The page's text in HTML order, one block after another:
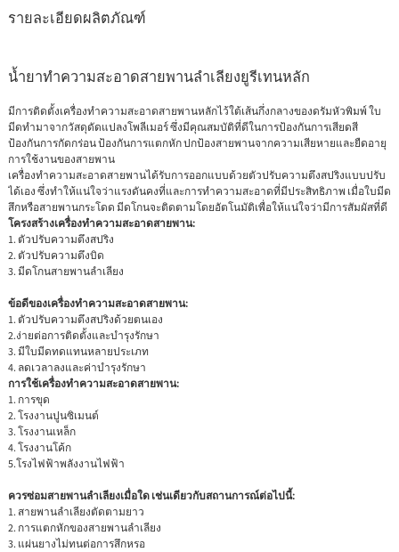
รายละเอียดผลิตภัณฑ์
น้ำยาทำความสะอาดสายพานลำเลียงยูรีเทนหลัก
มีการติดตั้งเครื่องทำความสะอาดสายพานหลักไว้ใต้เส้นกึ่งกลางของดรัมหัวพิมพ์ ใบ
มีดทำมาจากวัสดุดัดแปลงโพลีเมอร์ ซึ่งมีคุณสมบัติที่ดีในการป้องกันการเสียดสี
ป้องกันการกัดกร่อน ป้องกันการแตกหัก ปกป้องสายพานจากความเสียหายและยืดอายุ
การใช้งานของสายพาน
เครื่องทำความสะอาดสายพานได้รับการออกแบบด้วยตัวปรับความตึงสปริงแบบปรับ
ได้เอง ซึ่งทำให้แน่ใจว่าแรงดันคงที่และการทำความสะอาดที่มีประสิทธิภาพ เมื่อใบมีด
สึกหรือสายพานกระโดด มีดโกนจะติดตามโดยอัตโนมัติเพื่อให้แน่ใจว่ามีการสัมผัสที่ดี
โครงสร้างเครื่องทำความสะอาดสายพาน:
1. ตัวปรับความตึงสปริง
2. ตัวปรับความตึงบิด
3. มีดโกนสายพานลำเลียง
ข้อดีของเครื่องทำความสะอาดสายพาน:
1. ตัวปรับความตึงสปริงด้วยตนเอง
2.ง่ายต่อการติดตั้งและบำรุงรักษา
3. มีใบมีดทดแทนหลายประเภท
4. ลดเวลาลงและค่าบำรุงรักษา
การใช้เครื่องทำความสะอาดสายพาน:
1. การขุด
2. โรงงานปูนซิเมนต์
3. โรงงานเหล็ก
4. โรงงานโค้ก
5.โรงไฟฟ้าพลังงานไฟฟ้า
ควรซ่อมสายพานลำเลียงเมื่อใด เช่นเดียวกับสถานการณ์ต่อไปนี้:
1. สายพานลำเลียงตัดตามยาว
2. การแตกหักของสายพานลำเลียง
3. แผ่นยางไม่ทนต่อการสึกหรอ